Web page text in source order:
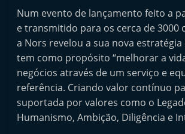
t
e
d
o
A
f
t
e
Num evento de lançamento feito a
e transmitido para os cerca de 3000
a Nors revelou a sua nova
tem como propósito “melhorar a
negócios através de um serviço e
referência. Criando valor contínuo
suportada por valores como o
Humanismo, Ambição, Diligência e